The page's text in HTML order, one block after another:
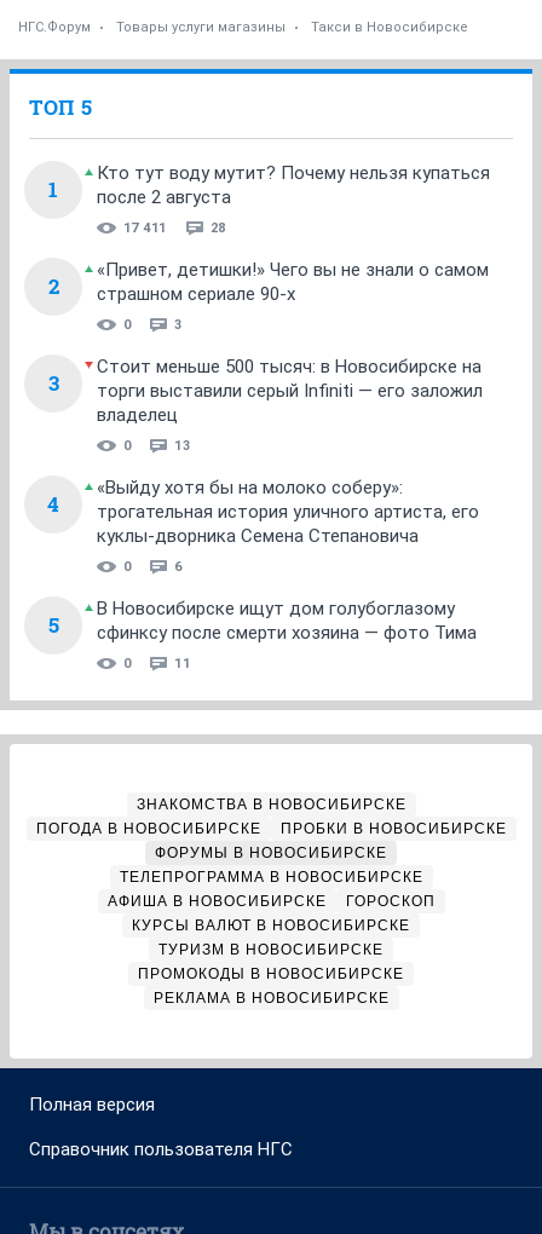
НГС.Форум Товары услуги магазины Такси в Новосибирске
ТОП 5
1
Кто тут воду мутит? Почему нельзя купаться
после 2 августа
17 411 28
2
«Привет, детишки!» Чего вы не знали о самом
страшном сериале 90-х
0 3
3
Стоит меньше 500 тысяч: в Новосибирске на
торги выставили серый Infiniti — его заложил
владелец
0 13
4
«Выйду хотя бы на молоко соберу»:
трогательная история уличного артиста, его
куклы-дворника Семена Степановича
0 6
5
В Новосибирске ищут дом голубоглазому
сфинксу после смерти хозяина — фото Тима
0 11
ЗНАКОМСТВА В НОВОСИБИРСКЕ
ПОГОДА В НОВОСИБИРСКЕ
ПРОБКИ В НОВОСИБИРСКЕ
ФОРУМЫ В НОВОСИБИРСКЕ
ТЕЛЕПРОГРАММА В НОВОСИБИРСКЕ
АФИША В НОВОСИБИРСКЕ
ГОРОСКОП
КУРСЫ ВАЛЮТ В НОВОСИБИРСКЕ
ТУРИЗМ В НОВОСИБИРСКЕ
ПРОМОКОДЫ В НОВОСИБИРСКЕ
РЕКЛАМА В НОВОСИБИРСКЕ
Полная версия
Справочник пользователя НГС